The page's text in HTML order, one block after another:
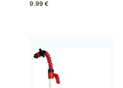
9.99 €